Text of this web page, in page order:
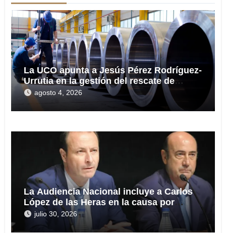
La UCO apunta a Jesús Pérez Rodríguez-
Urrutia en la gestión del rescate de
Tubos Reunidos
agosto 4, 2026
La Audiencia Nacional incluye a Carlos
López de las Heras en la causa por
presuntas irregularidades en el rescate
de 112,8 millones a Tubos Reunidos
julio 30, 2026